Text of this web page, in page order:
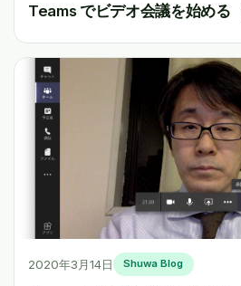
Teams でビデオ会議を始める
2020年3月14日 Shuwa Blog